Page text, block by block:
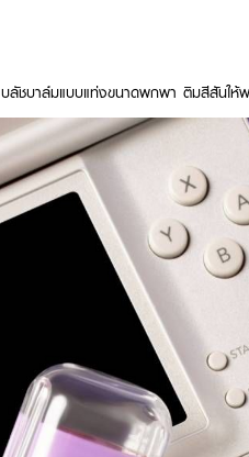
บลัชบาล์มแบบแท่งขนาดพกพา ติมสีสันให้